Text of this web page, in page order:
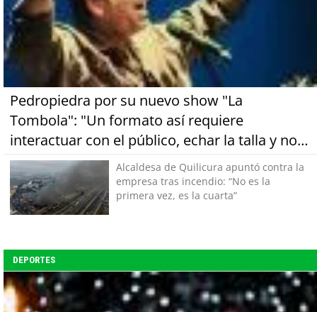
Pedropiedra por su nuevo show "La
Tombola": "Un formato así requiere
interactuar con el público, echar la talla y no
tener miedo a equivocarse"Alcaldesa de Quilicura apuntó contra la
empresa tras incendio: “No es la
primera vez, es la cuarta”
DEPORTES